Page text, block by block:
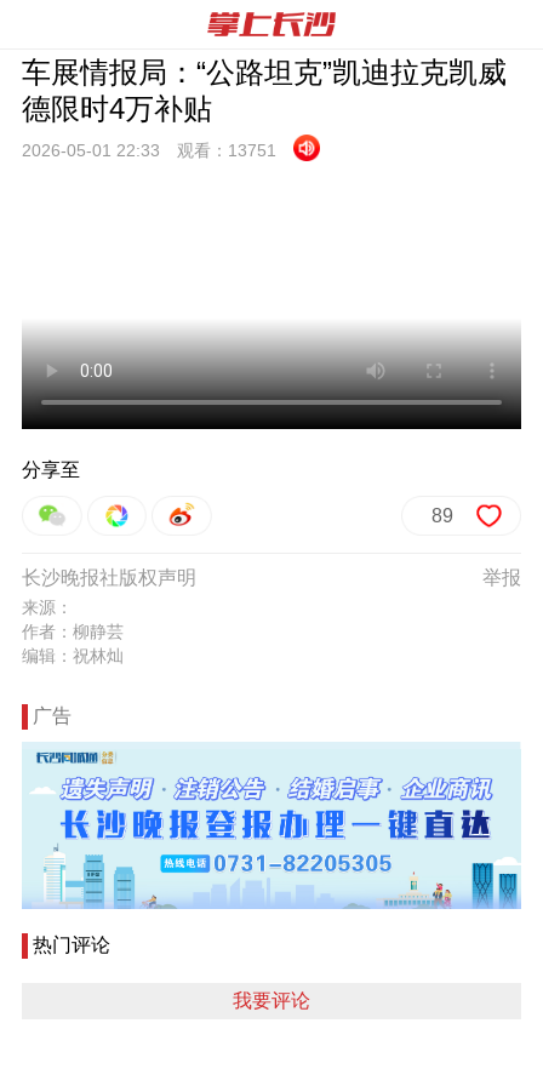
车展情报局：“公路坦克”凯迪拉克凯威
德限时4万补贴
2026-05-01 22:33 观看： 13751
分享至
89
举报
长沙晚报社版权声明
来源：
作者：柳静芸
编辑：祝林灿
广告
热门评论
我要评论